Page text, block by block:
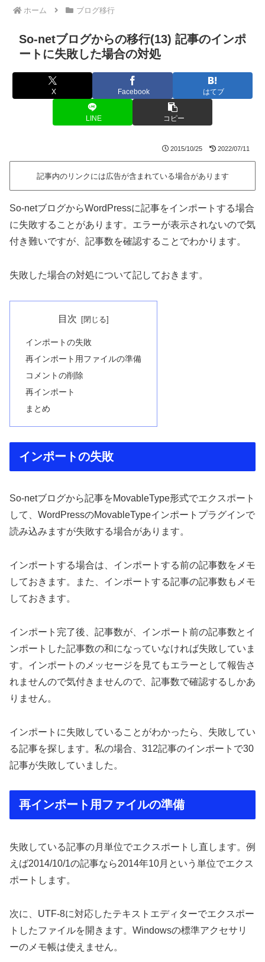
ホーム ブログ移行
So-netブログからの移行(13) 記事のインポ
ートに失敗した場合の対処
X Facebook はてブ
LINE コピー
2015/10/25 2022/07/11
記事内のリンクには広告が含まれている場合があります
So-netブログからWordPressに記事をインポートする場合
に失敗することがあります。エラーが表示されないので気
付き難いですが、記事数を確認することでわかります。
失敗した場合の対処について記しておきます。
目次
インポートの失敗
再インポート用ファイルの準備
コメントの削除
再インポート
まとめ
インポートの失敗
So-netブログから記事をMovableType形式でエクスポート
して、WordPressのMovableTypeインポートプラグインで
読み込みますが失敗する場合があります。
インポートする場合は、インポートする前の記事数をメモ
しておきます。また、インポートする記事の記事数もメモ
しておきます。
インポート完了後、記事数が、インポート前の記事数とイ
ンポートした記事数の和になっていなければ失敗していま
す。インポートのメッセージを見てもエラーとして報告さ
れませんので気付きませんので、記事数で確認するしかあ
りません。
インポートに失敗していることがわかったら、失敗してい
る記事を探します。私の場合、312記事のインポートで30
記事が失敗していました。
再インポート用ファイルの準備
失敗している記事の月単位でエクスポートし直します。例
えば2014/10/1の記事なら2014年10月という単位でエクス
ポートします。
次に、UTF-8に対応したテキストエディターでエクスポー
トしたファイルを開きます。Windowsの標準アクセサリ
ーのメモ帳は使えません。